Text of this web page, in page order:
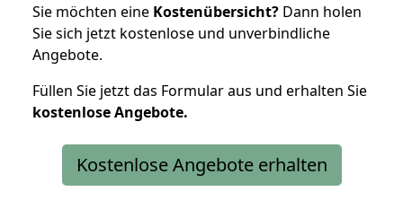
Sie möchten eine Kostenübersicht? Dann holen
Sie sich jetzt kostenlose und unverbindliche
Angebote.
Füllen Sie jetzt das Formular aus und erhalten Sie
kostenloseAngebote.
Kostenlose Angebote erhalten